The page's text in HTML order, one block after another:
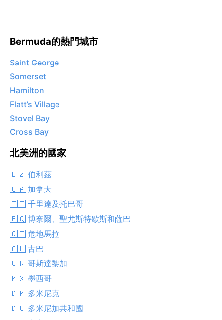
Bermuda的熱門城市
Saint George
Somerset
Hamilton
Flatt’s Village
Stovel Bay
Cross Bay
北美洲的國家
🇧🇿 伯利茲
🇨🇦 加拿大
🇹🇹 千里達及托巴哥
🇧🇶 博奈爾、聖尤斯特歇斯和薩巴
🇬🇹 危地馬拉
🇨🇺 古巴
🇨🇷 哥斯達黎加
🇲🇽 墨西哥
🇩🇲 多米尼克
🇩🇴 多米尼加共和國